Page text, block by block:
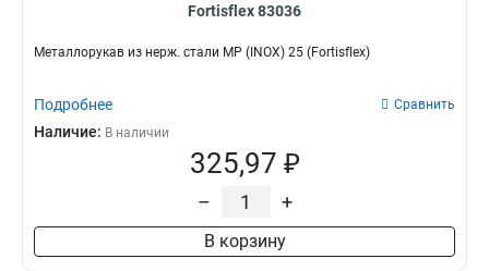
Fortisflex 83036
Металлорукав из нерж. стали МР (INOX) 25 (Fortisflex)
Подробнее Сравнить
Наличие: В наличии
325,97 ₽
– +
В корзину